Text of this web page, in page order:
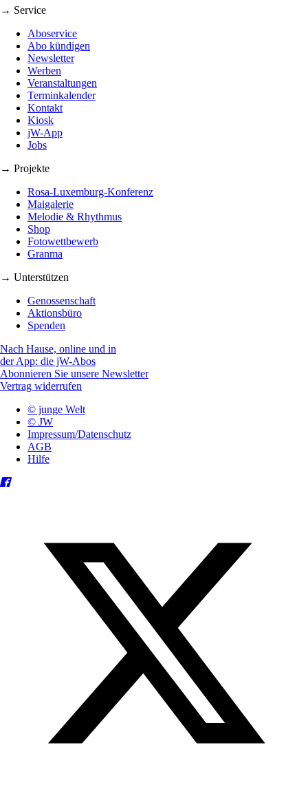
→ Service
Aboservice
Abo kündigen
Newsletter
Werben
Veranstaltungen
Terminkalender
Kontakt
Kiosk
jW-App
Jobs
→ Projekte
Rosa-Luxemburg-Konferenz
Maigalerie
Melodie & Rhythmus
Shop
Fotowettbewerb
Granma
→ Unterstützen
Genossenschaft
Aktionsbüro
Spenden
Nach Hause, online und in
der App: die jW-Abos
Abonnieren Sie unsere Newsletter
Vertrag widerrufen
© junge Welt
© JW
Impressum/Datenschutz
AGB
Hilfe